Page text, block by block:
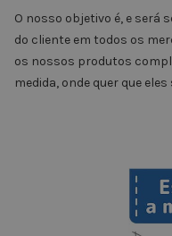
O nosso objetivo é, e
do cliente em todos os
os nossos produtos
medida, onde quer que